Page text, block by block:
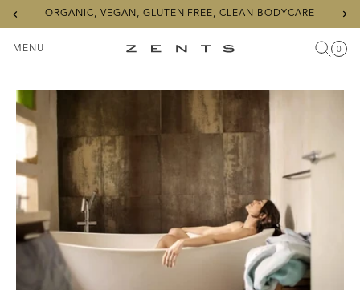
ORGANIC, VEGAN, GLUTEN FREE, CLEAN BODYCARE
Previous
slide
MENU
à
basculer
ZENTS
0